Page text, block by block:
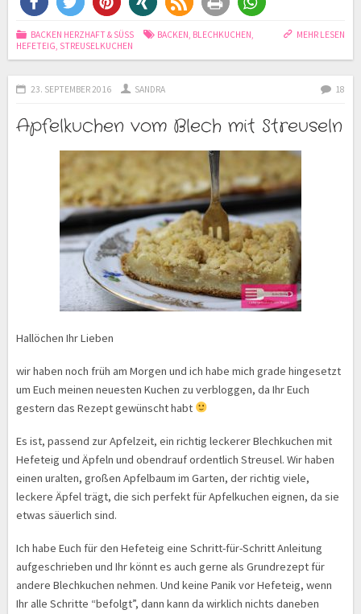
MEHR LESEN
BACKEN HERZHAFT & SÜSS BACKEN, BLECHKUCHEN,
HEFETEIG, STREUSELKUCHEN
23. SEPTEMBER 2016 SANDRA 18
Apfelkuchen vom Blech mit Streuseln
Hallöchen Ihr Lieben
wir haben noch früh am Morgen und ich habe mich grade hingesetzt
um Euch meinen neuesten Kuchen zu verbloggen, da Ihr Euch
gestern das Rezept gewünscht habt
Es ist, passend zur Apfelzeit, ein richtig leckerer Blechkuchen mit
Hefeteig und Äpfeln und obendrauf ordentlich Streusel. Wir haben
einen uralten, großen Apfelbaum im Garten, der richtig viele,
leckere Äpfel trägt, die sich perfekt für Apfelkuchen eignen, da sie
etwas säuerlich sind.
Ich habe Euch für den Hefeteig eine Schritt-für-Schritt Anleitung
aufgeschrieben und Ihr könnt es auch gerne als Grundrezept für
andere Blechkuchen nehmen. Und keine Panik vor Hefeteig, wenn
Ihr alle Schritte “befolgt”, dann kann da wirklich nichts daneben